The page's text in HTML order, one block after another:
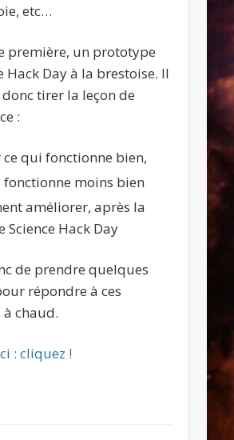
etc…
première, un prototype
Hack Day à la brestoise. Il
tirer la leçon de
:
ce qui fonctionne bien,
fonctionne moins bien
améliorer, après la
Science Hack Day
de prendre quelques
répondre à ces
chaud.
: cliquez !